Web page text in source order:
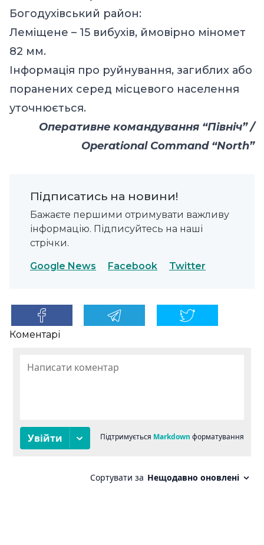
Богодухівський район:
Леміщене – 15 вибухів, ймовірно міномет
82 мм.
Інформація про руйнування, загиблих або
поранених серед місцевого населення
уточнюється.
Оперативне командування “Північ” /
Operational Command “North”
Підписатись на новини!
Бажаєте першими отримувати важливу
інформацію. Підписуйтесь на наші
стрічки.
Google News Facebook Twitter
Коментарі